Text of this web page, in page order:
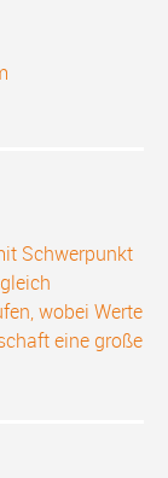
Schwerpunkt
wobei Werte
eine große